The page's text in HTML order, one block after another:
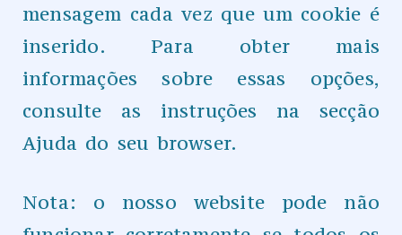
mensagem cada vez que um cookie é
inserido. Para obter mais
informações sobre essas opções,
consulte as instruções na secção
Ajuda do seu browser.
Nota: o nosso website pode não